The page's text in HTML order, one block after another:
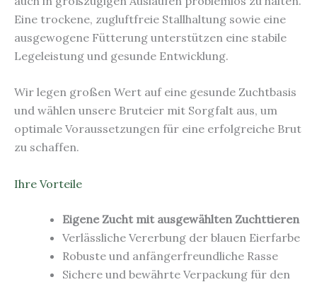
Eine trockene, zugluftfreie Stallhaltung sowie eine
ausgewogene Fütterung unterstützen eine stabile
Legeleistung und gesunde Entwicklung.
Wir legen großen Wert auf eine gesunde Zuchtbasis
und wählen unsere Bruteier mit Sorgfalt aus, um
optimale Voraussetzungen für eine erfolgreiche Brut
zu schaffen.
Ihre Vorteile
Eigene Zucht mit ausgewählten Zuchttieren
Verlässliche Vererbung der blauen Eierfarbe
Robuste und anfängerfreundliche Rasse
Sichere und bewährte Verpackung für den